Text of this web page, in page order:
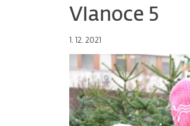
VIanoce 5
1. 12. 2021